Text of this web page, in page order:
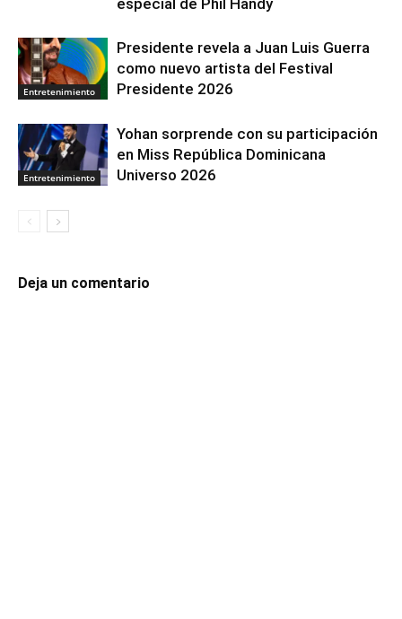
especial de Phil Handy
Entretenimiento
Presidente revela a Juan Luis Guerra
como nuevo artista del Festival
Presidente 2026
Entretenimiento
Yohan sorprende con su participación
en Miss República Dominicana
Universo 2026
Deja un comentario